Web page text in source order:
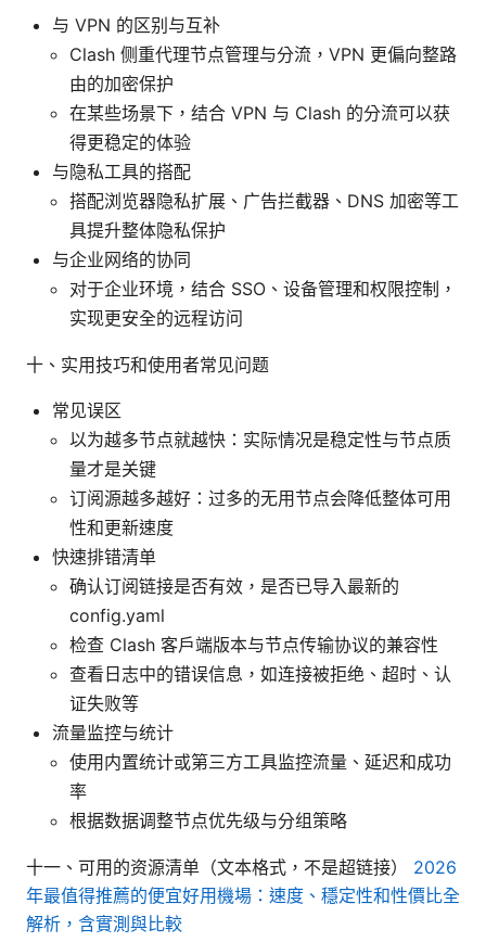
与 VPN 的区别与互补
Clash 侧重代理节点管理与分流，VPN 更偏向整路
由的加密保护
在某些场景下，结合 VPN 与 Clash 的分流可以获
得更稳定的体验
与隐私工具的搭配
搭配浏览器隐私扩展、广告拦截器、DNS 加密等工
具提升整体隐私保护
与企业网络的协同
对于企业环境，结合 SSO、设备管理和权限控制，
实现更安全的远程访问
十、实用技巧和使用者常见问题
常见误区
以为越多节点就越快：实际情况是稳定性与节点质
量才是关键
订阅源越多越好：过多的无用节点会降低整体可用
性和更新速度
快速排错清单
确认订阅链接是否有效，是否已导入最新的
config.yaml
检查 Clash 客户端版本与节点传输协议的兼容性
查看日志中的错误信息，如连接被拒绝、超时、认
证失败等
流量监控与统计
使用内置统计或第三方工具监控流量、延迟和成功
率
根据数据调整节点优先级与分组策略
十一、可用的资源清单（文本格式，不是超链接） 2026
年最值得推薦的便宜好用機場：速度、穩定性和性價比全
解析，含實測與比較